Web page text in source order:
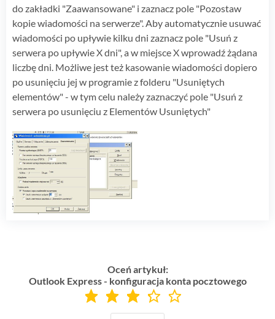
do zakładki "Zaawansowane" i zaznacz pole "Pozostaw
kopie wiadomości na serwerze". Aby automatycznie usuwać
wiadomości po upływie kilku dni zaznacz pole "Usuń z
serwera po upływie X dni", a w miejsce X wprowadź żądana
liczbę dni. Możliwe jest też kasowanie wiadomości dopiero
po usunięciu jej w programie z folderu "Usuniętych
elementów" - w tym celu należy zaznaczyć pole "Usuń z
serwera po usunięciu z Elementów Usuniętych"
Oceń artykuł:
Outlook Express - konfiguracja konta pocztowego